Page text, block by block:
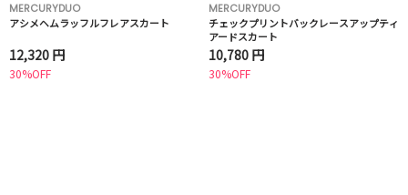
MERCURYDUO
アシメヘムラッフルフレアスカート
12,320 円
30%OFF
MERCURYDUO
チェックプリントバックレースアップティ
アードスカート
10,780 円
30%OFF